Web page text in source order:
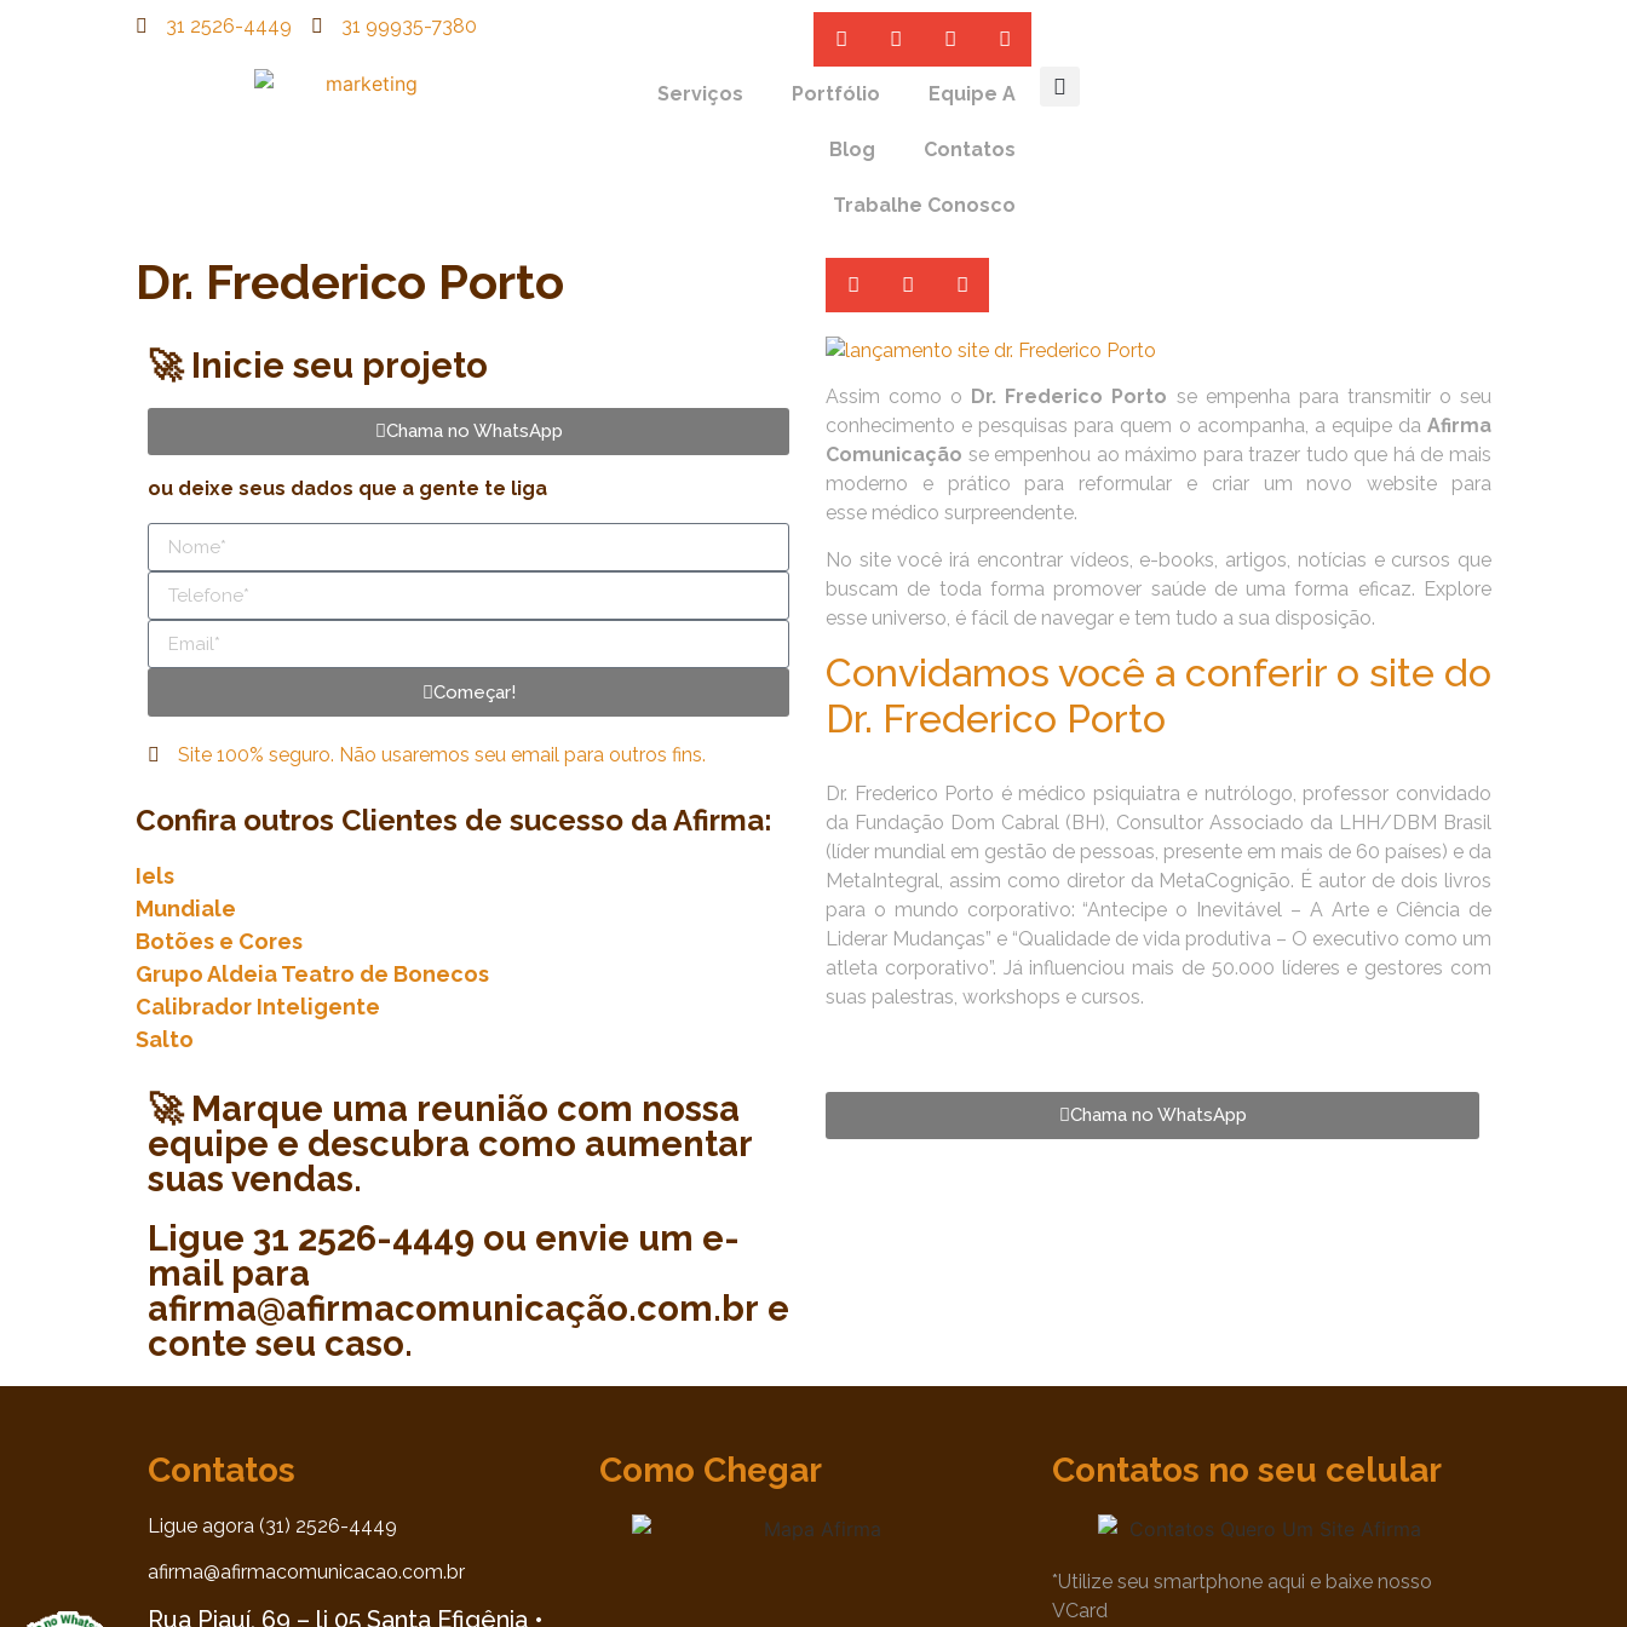
31 2526-4449 31 99935-7380
Serviços Portfólio Equipe A
Blog Contatos
Trabalhe Conosco
Dr. Frederico Porto
🚀 Inicie seu projeto
Chama no WhatsApp
ou deixe seus dados que a gente te liga
Começar!
Site 100% seguro. Não usaremos seu email para outros fins.
Confira outros Clientes de sucesso da Afirma:
Iels
Mundiale
Botões e Cores
Grupo Aldeia Teatro de Bonecos
Calibrador Inteligente
Salto
Assim como o Dr. Frederico Porto se empenha para transmitir o seu
conhecimento e pesquisas para quem o acompanha, a equipe da Afirma
Comunicação se empenhou ao máximo para trazer tudo que há de mais
moderno e prático para reformular e criar um novo website para
esse médico surpreendente.
No site você irá encontrar vídeos, e-books, artigos, notícias e cursos que
buscam de toda forma promover saúde de uma forma eficaz. Explore
esse universo, é fácil de navegar e tem tudo a sua disposição.
Convidamos você a conferir o site do
Dr. Frederico Porto
Dr. Frederico Porto é médico psiquiatra e nutrólogo, professor convidado
da Fundação Dom Cabral (BH), Consultor Associado da LHH/DBM Brasil
(líder mundial em gestão de pessoas, presente em mais de 60 países) e da
MetaIntegral, assim como diretor da MetaCognição. É autor de dois livros
para o mundo corporativo: “Antecipe o Inevitável – A Arte e Ciência de
Liderar Mudanças” e “Qualidade de vida produtiva – O executivo como um
atleta corporativo”. Já influenciou mais de 50.000 líderes e gestores com
suas palestras, workshops e cursos.
🚀 Marque uma reunião com nossa
equipe e descubra como aumentar
suas vendas.
Ligue 31 2526-4449 ou envie um e-
mail para
afirma@afirmacomunicação.com.br e
conte seu caso.
Chama no WhatsApp
Contatos
Ligue agora (31) 2526-4449
afirma@afirmacomunicacao.com.br
Rua Piauí, 69 – lj 05 Santa Efigênia •
Como Chegar Contatos no seu celular
*Utilize seu smartphone aqui e baixe nosso
VCard